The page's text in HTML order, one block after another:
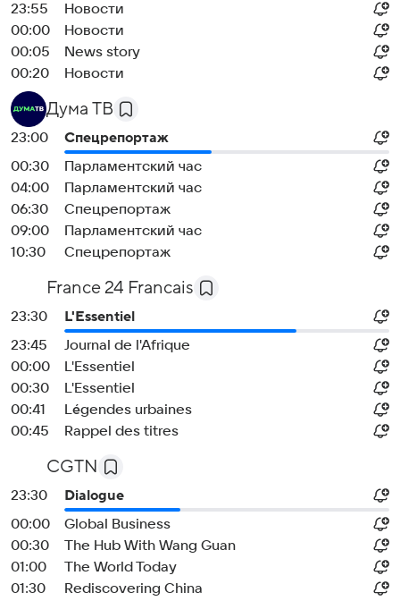
23:55
Новости
00:00
Новости
00:05
News story
00:20
Новости
Дума ТВ
23:00
Спецрепортаж
00:30
Парламентский час
04:00
Парламентский час
06:30
Спецрепортаж
09:00
Парламентский час
10:30
Спецрепортаж
France 24 Francais
23:30
L'Essentiel
23:45
Journal de l'Afrique
00:00
L'Essentiel
00:30
L'Essentiel
00:41
Légendes urbaines
00:45
Rappel des titres
CGTN
23:30
Dialogue
00:00
Global Business
00:30
The Hub With Wang Guan
01:00
The World Today
01:30
Rediscovering China